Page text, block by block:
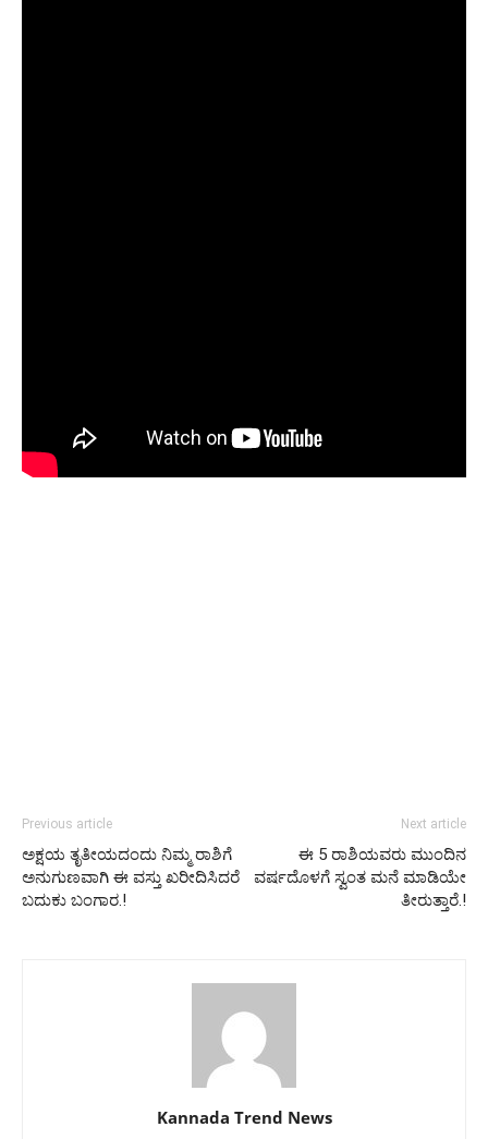
Previous article
ಅಕ್ಷಯ ತೃತೀಯದಂದು ನಿಮ್ಮ ರಾಶಿಗೆ
ಅನುಗುಣವಾಗಿ ಈ ವಸ್ತು ಖರೀದಿಸಿದರೆ
ಬದುಕು ಬಂಗಾರ.!
Next article
ಈ 5 ರಾಶಿಯವರು ಮುಂದಿನ
ವರ್ಷದೊಳಗೆ ಸ್ವಂತ ಮನೆ ಮಾಡಿಯೇ
ತೀರುತ್ತಾರೆ.!
Kannada Trend News